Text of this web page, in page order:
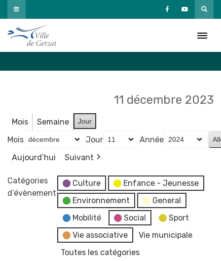
Passer
au
contenu
11 décembre 2023
Mois Semaine Jour
Mois Jour
Année
Aujourd’hui
Suivant
Catégories
d’évènement
Culture
Enfance - Jeunesse
Environnement
General
Mobilité
Social
Sport
Vie associative
Vie municipale
Toutes les catégories